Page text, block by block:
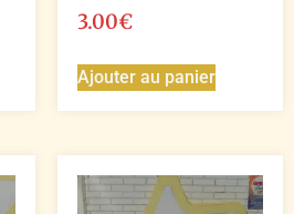
3.00€
Ajouter au panier